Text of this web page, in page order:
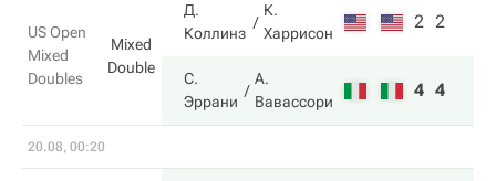
US Open
Mixed
Doubles
Mixed
Double
Д.
Коллинз
К.
Харрисон
2 2
С.
Эррани
А.
Вавассори
4 4
20.08, 00:20